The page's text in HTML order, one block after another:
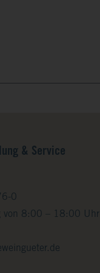
& Service
0
von 8:00 – 18:00 Uhr